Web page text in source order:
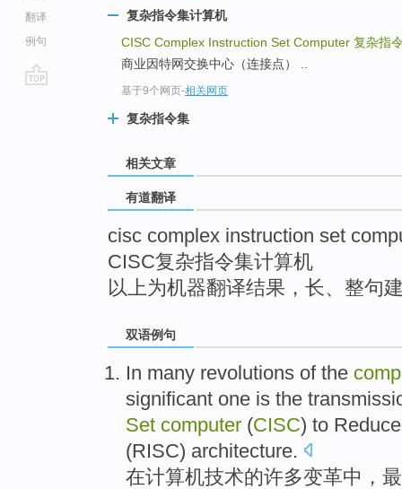
翻译
例句
复杂指令集计算机
CISC Complex Instruction Set Computer 复杂指
商业因特网交换中心（连接点） ..
基于9个网页-相关网页
复杂指令集
相关文章
有道翻译
cisc complex instruction set
CISC复杂指令集计算机
以上为机器翻译结果，长、整句
双语例句
In many revolutions of the
significant one is the
Set computer (CISC) to
(RISC) architecture.
在计算机技术的许多变革中，